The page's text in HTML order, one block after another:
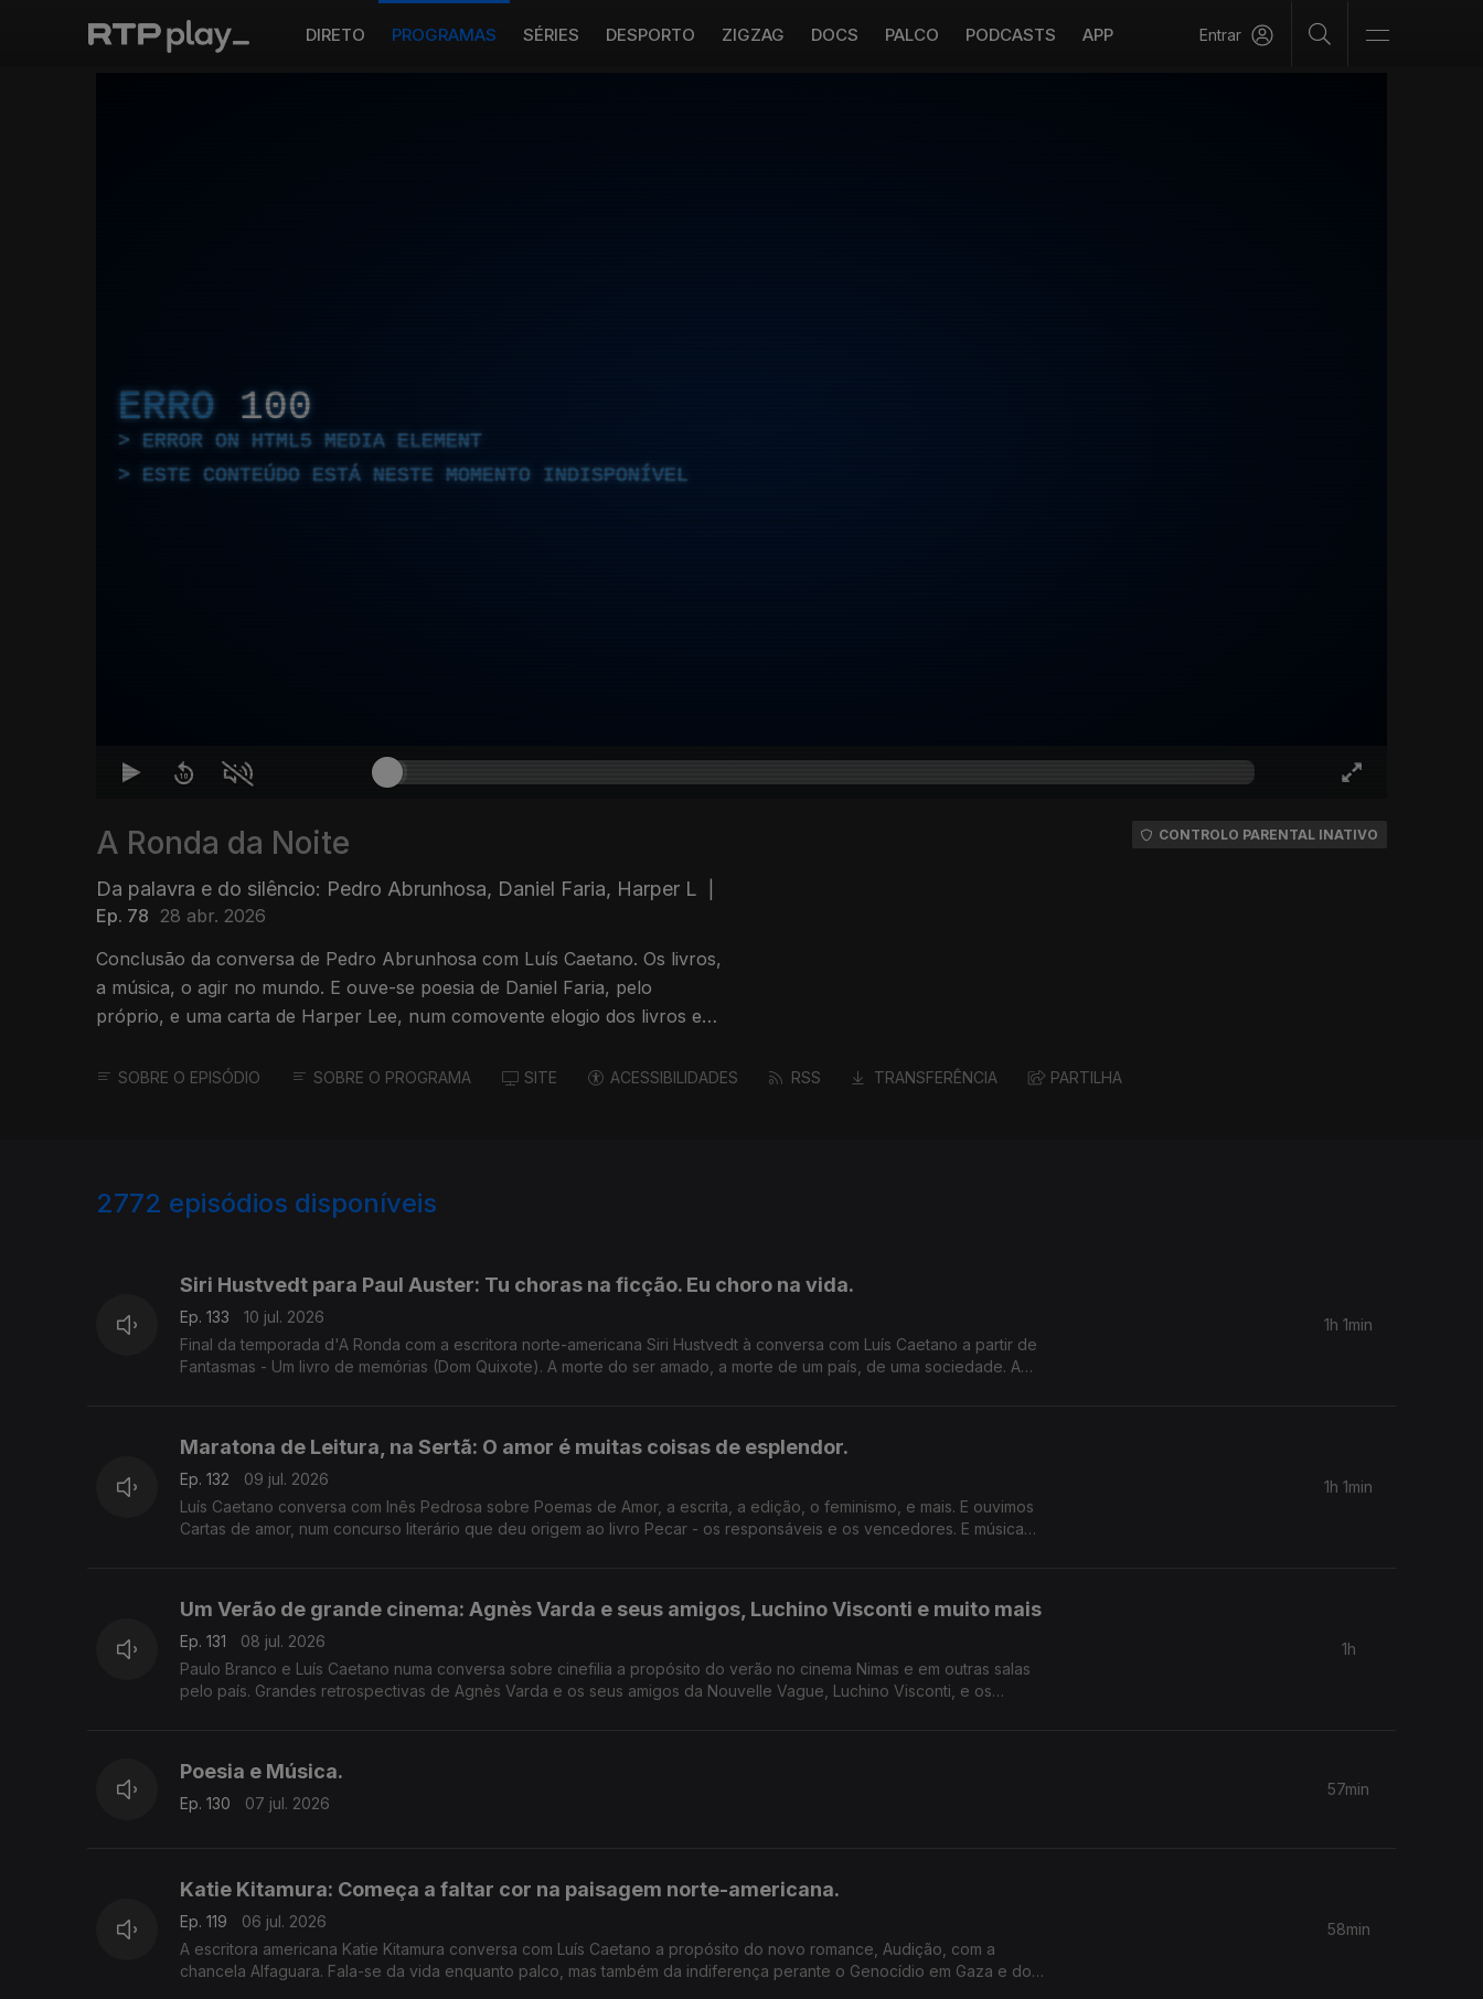
DIRETO PROGRAMAS SÉRIES DESPORTO ZIGZAG DOCS PALCO PODCASTS APP Entrar
ERRO 100
ERROR ON HTML5 MEDIA ELEMENT
ESTE CONTEÚDO ESTÁ NESTE MOMENTO INDISPONÍVEL
A Ronda da Noite
Da palavra e do silêncio: Pedro Abrunhosa, Daniel Faria, Harper L
Ep. 78 28 abr. 2026
Conclusão da conversa de Pedro Abrunhosa com Luís Caetano. Os livros,
a música, o agir no mundo. E ouve-se poesia de Daniel Faria, pelo
próprio, e uma carta de Harper Lee, num comovente elogio dos livros e
CONTROLO PARENTAL INATIVO
SOBRE O EPISÓDIO SOBRE O PROGRAMA SITE ACESSIBILIDADES RSS TRANSFERÊNCIA PARTILHA
2772 episódios disponíveis
Siri Hustvedt para Paul Auster: Tu choras na ficção. Eu choro na vida.
Ep. 133
10 jul. 2026
Final da temporada d'A Ronda com a escritora norte-americana Siri Hustvedt à conversa com Luís Caetano a partir de
Fantasmas - Um livro de memórias (Dom Quixote). A morte do ser amado, a morte de um país, de uma sociedade. A
1h 1min
Maratona de Leitura, na Sertã: O amor é muitas coisas de esplendor.
Ep. 132
09 jul. 2026
Luís Caetano conversa com Inês Pedrosa sobre Poemas de Amor, a escrita, a edição, o feminismo, e mais. E ouvimos
Cartas de amor, num concurso literário que deu origem ao livro Pecar - os responsáveis e os vencedores. E música
1h 1min
Um Verão de grande cinema: Agnès Varda e seus amigos, Luchino Visconti e muito mais
Ep. 131
08 jul. 2026
Paulo Branco e Luís Caetano numa conversa sobre cinefilia a propósito do verão no cinema Nimas e em outras salas
pelo país. Grandes retrospectivas de Agnès Varda e os seus amigos da Nouvelle Vague, Luchino Visconti, e os
1h
Poesia e Música.
Ep. 130 07 jul. 2026
57min
Katie Kitamura: Começa a faltar cor na paisagem norte-americana.
Ep. 119
06 jul. 2026
A escritora americana Katie Kitamura conversa com Luís Caetano a propósito do novo romance, Audição, com a
chancela Alfaguara. Fala-se da vida enquanto palco, mas também da indiferença perante o Genocídio em Gaza e do
58min